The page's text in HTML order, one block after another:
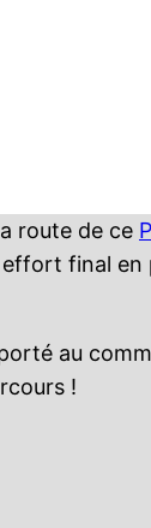
route de ce
final
porté au
!